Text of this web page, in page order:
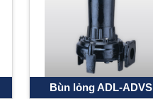
Bùn lỏng ADL-ADVS